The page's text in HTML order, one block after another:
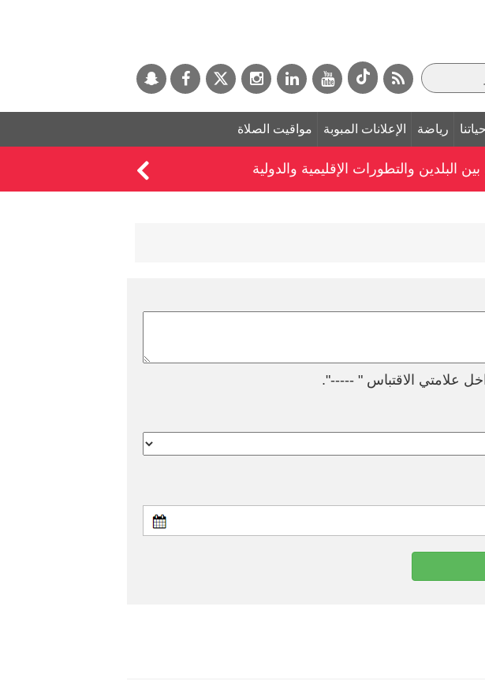
حياتنا رياضة الإعلانات المبوبة مواقيت الصلاة
والتطورات الإقليمية والدولية
علامتي الاقتباس " -----".